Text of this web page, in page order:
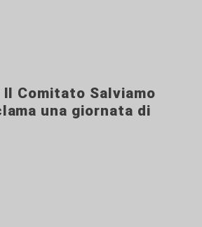
Comitato Salviamo
una giornata di